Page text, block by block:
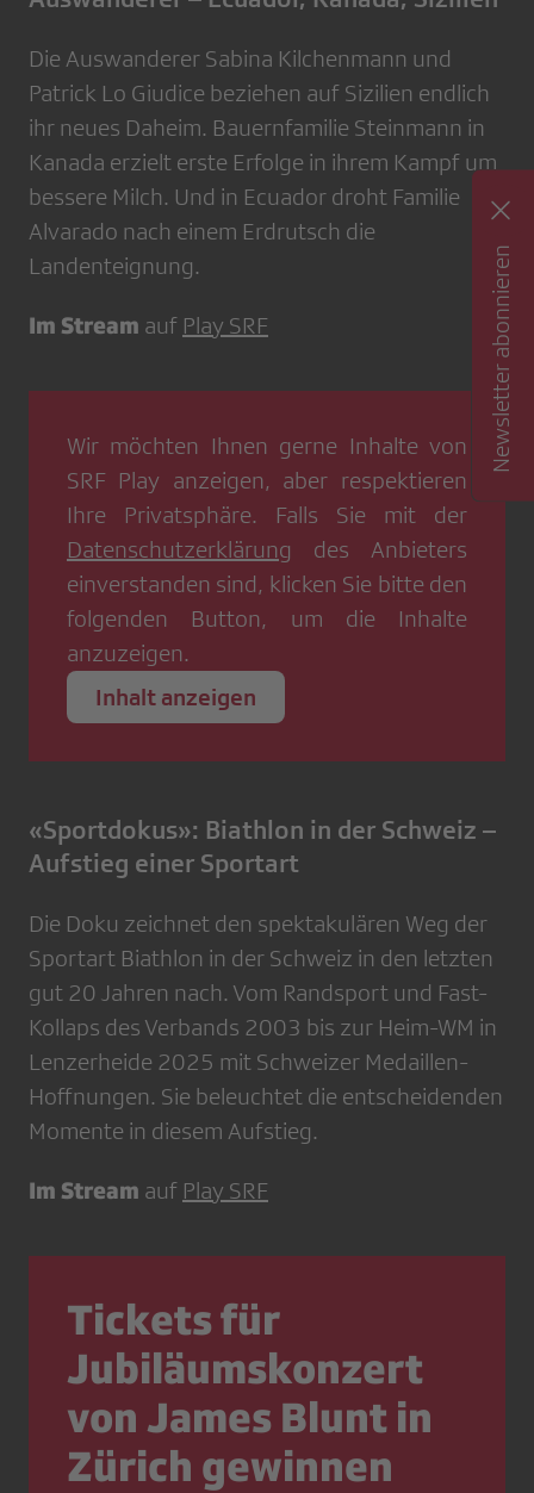
Die Auswanderer Sabina Kilchenmann und
Patrick Lo Giudice beziehen auf Sizilien endlich
ihr neues Daheim. Bauernfamilie Steinmann in
Kanada erzielt erste Erfolge in ihrem Kampf um
bessere Milch. Und in Ecuador droht Familie
Alvarado nach einem Erdrutsch die
Landenteignung.
Im Stream auf Play SRF
Wir möchten Ihnen gerne Inhalte von
SRF Play anzeigen, aber respektieren
Ihre Privatsphäre. Falls Sie mit der
Datenschutzerklärung des Anbieters
einverstanden sind, klicken Sie bitte den
folgenden Button, um die Inhalte
anzuzeigen.
Inhalt anzeigen
«Sportdokus»: Biathlon in der Schweiz –
Aufstieg einer Sportart
Die Doku zeichnet den spektakulären Weg der
Sportart Biathlon in der Schweiz in den letzten
gut 20 Jahren nach. Vom Randsport und Fast-
Kollaps des Verbands 2003 bis zur Heim-WM in
Lenzerheide 2025 mit Schweizer Medaillen-
Hoffnungen. Sie beleuchtet die entscheidenden
Momente in diesem Aufstieg.
Im Stream auf Play SRF
Tickets für
Jubiläumskonzert
von James Blunt in
Zürich gewinnen
Newsletter abonnieren